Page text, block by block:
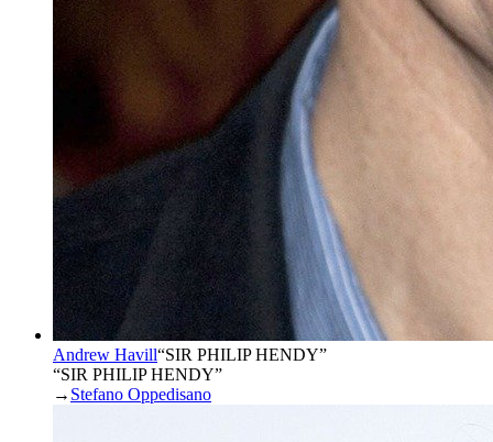
Andrew Havill“SIR PHILIP HENDY”
“SIR PHILIP HENDY”
→ Stefano Oppedisano